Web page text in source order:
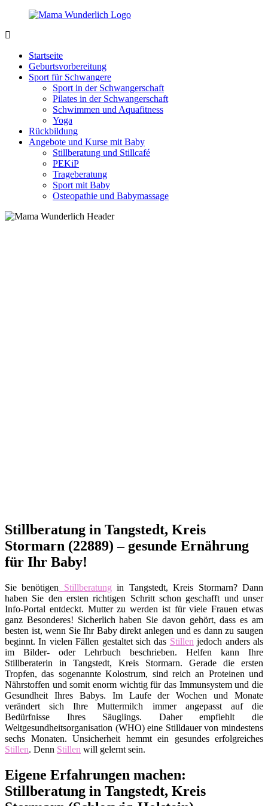
Zurück
Inhalt
sein
wunderbar!
Startseite
Geburtsvorbereitung
Sport für Schwangere
Sport in der Schwangerschaft
Pilates in der Schwangerschaft
Schwimmen und Aquafitness
Yoga
Rückbildung
Angebote und Kurse mit Baby
Stillberatung und Stillcafé
PEKiP
Trageberatung
Sport mit Baby
Osteopathie und Babymassage
Stillberatung in Tangstedt, Kreis
Stormarn (22889) – gesunde Ernährung
für Ihr Baby!
Sie benötigen Stillberatung in Tangstedt, Kreis Stormarn? Dann
haben Sie den ersten richtigen Schritt schon geschafft und unser
Info-Portal entdeckt. Mutter zu werden ist für viele Frauen etwas
ganz Besonderes! Sicherlich haben Sie davon gehört, dass es am
besten ist, wenn Sie Ihr Baby direkt anlegen und es dann zu saugen
beginnt. In vielen Fällen gestaltet sich das Stillen jedoch anders als
im Bilder- oder Lehrbuch beschrieben. Helfen kann Ihre
Stillberaterin in Tangstedt, Kreis Stormarn. Gerade die ersten
Tropfen, das sogenannte Kolostrum, sind reich an Proteinen und
Nährstoffen und somit enorm wichtig für das Immunsystem und die
Gesundheit Ihres Babys. Im Laufe der Wochen und Monate
verändert sich Ihre Muttermilch immer angepasst auf die
Bedürfnisse Ihres Säuglings. Daher empfiehlt die
Weltgesundheitsorganisation (WHO) eine Stilldauer von mindestens
sechs Monaten. Unsicherheit hemmt ein gesundes erfolgreiches
Stillen. Denn Stillen will gelernt sein.
Eigene Erfahrungen machen:
Stillberatung in Tangstedt, Kreis